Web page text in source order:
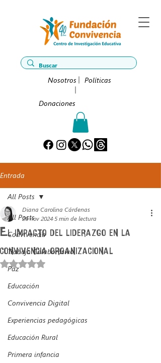
Nosotros Políticas
Donaciones
Entrada
All Posts
Convivencia
Trabajo Colaborativo
Paz
Educación
Convivencia Digital
Experiencias pedagógicas
Educación Rural
Primera infancia
All Posts
El impacto del liderazgo en la
convivencia organizacional
Diana Carolina Cárdenas
26 nov 2024 5 min de lectura
Obtuvo NaN de 5 estrellas.